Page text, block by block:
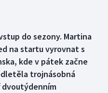
do sezony. Martina
na startu vyrovnat s
kde v pátek začne
trojnásobná